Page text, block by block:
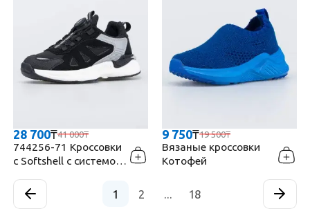
28 700₸41 000₸
744256-71 Кроссовки
с Softshell с системой
9 750₸19 500₸
Вязаные кроссовки
Котофей
1 2 18